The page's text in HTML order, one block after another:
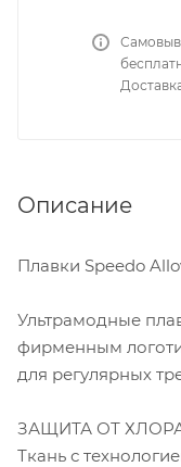
Описание
Плавки Speedo
Ультрамодные
фирменным
для регулярных
ЗАЩИТА ОТ
Ткань с